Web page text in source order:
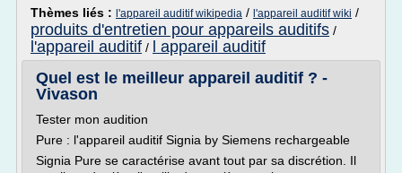
Thèmes liés : l'appareil auditif wikipedia / l'appareil auditif wiki /
produits d'entretien pour appareils auditifs /
l'appareil auditif /
l appareil auditif
Quel est le meilleur appareil auditif ? -
Vivason
Tester mon audition
Pure : l'appareil auditif Signia by Siemens rechargeable
Signia Pure se caractérise avant tout par sa discrétion. Il